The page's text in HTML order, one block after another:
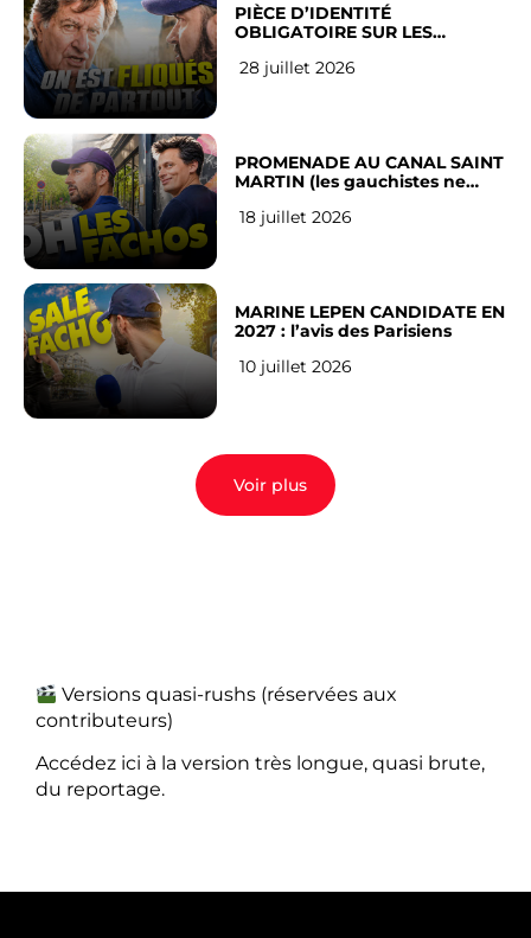
PIÈCE D’IDENTITÉ
OBLIGATOIRE SUR LES
Français
28 juillet 2026
PROMENADE AU CANAL SAINT
MARTIN (les gauchistes ne
18 juillet 2026
MARINE LEPEN CANDIDATE EN
2027 : l’avis des Parisiens
10 juillet 2026
Voir plus
Versions quasi-rushs (réservées aux
contributeurs)
Accédez ici à la version très longue, quasi brute,
du reportage.